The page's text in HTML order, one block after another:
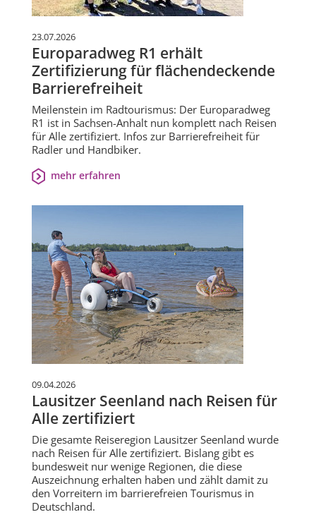
23.07.2026
Europaradweg R1 erhält
Zertifizierung für flächendeckende
Barrierefreiheit
Meilenstein im Radtourismus: Der Europaradweg
R1 ist in Sachsen-Anhalt nun komplett nach Reisen
für Alle zertifiziert. Infos zur Barrierefreiheit für
Radler und Handbiker.
mehr erfahren
09.04.2026
Lausitzer Seenland nach Reisen für
Alle zertifiziert
Die gesamte Reiseregion Lausitzer Seenland wurde
nach Reisen für Alle zertifiziert. Bislang gibt es
bundesweit nur wenige Regionen, die diese
Auszeichnung erhalten haben und zählt damit zu
den Vorreitern im barrierefreien Tourismus in
Deutschland.